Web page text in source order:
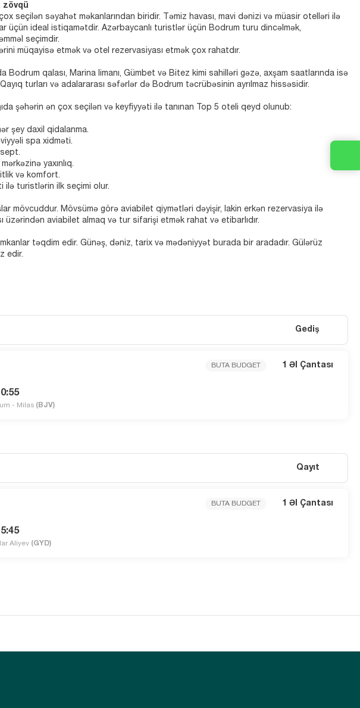
zövqü
seçilən səyahət məkanlarından biridir. Təmiz havası, mavi dənizi və müasir otelləri ilə
üçün ideal istiqamətdir. Azərbaycanlı turistlər üçün Bodrum turu dincəlmək,
seçimdir.
müqayisə etmək və otel rezervasiyası etmək çox rahatdır.
Bodrum qalası, Marina limanı, Gümbet və Bitez kimi sahilləri gəzə, axşam saatlarında isə
turları və adalararası səfərlər də Bodrum təcrübəsinin ayrılmaz hissəsidir.
şəhərin ən çox seçilən və keyfiyyəti ilə tanınan Top 5 oteli qeyd olunub:
şey daxil qidalanma.
spa xidməti.
yaxınlıq.
və komfort.
ilə turistlərin ilk seçimi olur.
mövcuddur. Mövsümə görə aviabilet qiymətləri dəyişir, lakin erkən rezervasiya ilə
aviabilet almaq və tur sifarişi etmək rahat və etibarlıdır.
təqdim edir. Günəş, dəniz, tarix və mədəniyyət burada bir aradadır. Gülərüz
edir.
Gediş
- Milas (BJV)
BUTA BUDGET 1 Əl Çantası
Qayıt
Aliyev (GYD)
BUTA BUDGET 1 Əl Çantası